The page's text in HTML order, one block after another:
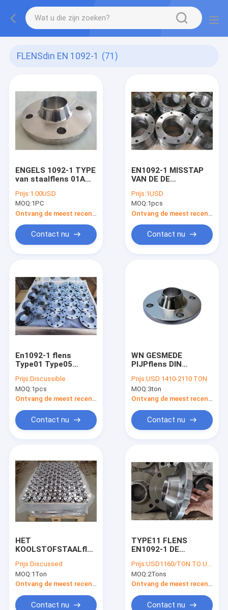
FLENSdin EN 1092-1 (71)
ENGELS 1092-1 TYPE
van staalflens 01A
en10222-2 P245GH
Prijs:1.00USD
MOQ:1PC
Contact nu
EN1092-1 MISSTAP
VAN DE DE
VAN PN6 PN10 PN16
DE HETE
GEGALVANISEERDE
OP BLINDEN
Prijs:1USD
MOQ:1pcs
Contact nu
En1092-1 flens
Type01 Type05
Type13 S235JR,
S275JR
Prijs:Discussible
MOQ:1pcs
Contact nu
WN GESMEDE
PIJPflens DIN
DIN2633 PN16
DIN2632 P245GH
Prijs:USD 1410-2110 TON
MOQ:3ton
Contact nu
HET
KOOLSTOFSTAALflens
PN10 PN16 PN25
PN40 TYPE01 VAN
DIN2576 DIN2502
Prijs:Discussed
MOQ:1Ton
Ontvang de meest recente Prijs
Contact nu
TYPE11 FLENS
EN1092-1 DE
GESMEDE FLENS VAN
DIN2633 PN16 WN
Prijs:USD1160/TON TO USD2270/TON
MOQ:2Tons
Ontvang de meest recente Prijs
Contact nu